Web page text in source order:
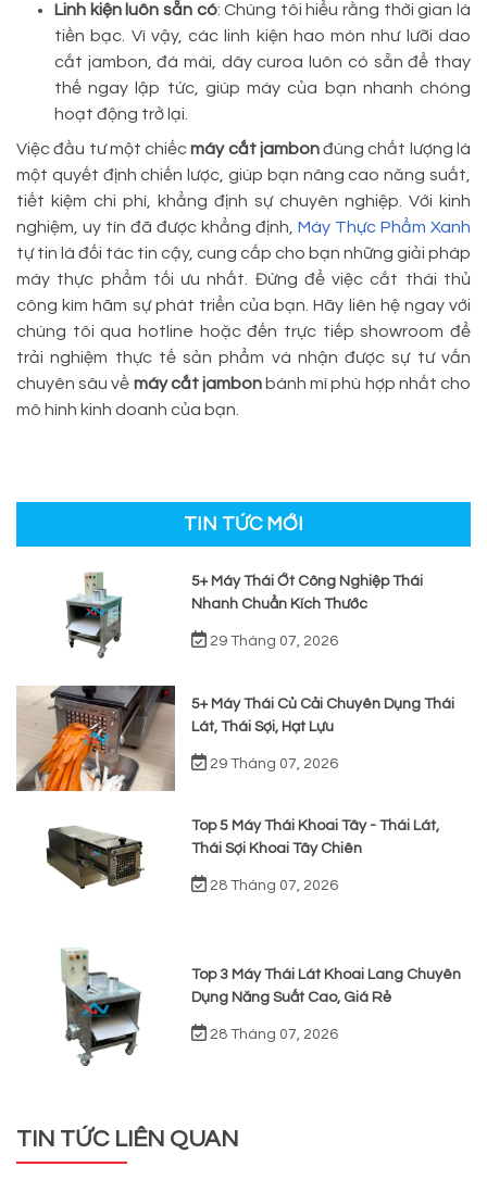
Linh kiện luôn sẵn có: Chúng tôi hiểu rằng thời gian là
tiền bạc. Vì vậy, các linh kiện hao mòn như lưỡi dao
cắt jambon, đá mài, dây curoa luôn có sẵn để thay
thế ngay lập tức, giúp máy của bạn nhanh chóng
hoạt động trở lại.
Việc đầu tư một chiếcmáy cắt jambonđúng chất lượng là
một quyết định chiến lược, giúp bạn nâng cao năng suất,
tiết kiệm chi phí, khẳng định sự chuyên nghiệp. Với kinh
nghiệm, uy tín đã được khẳng định, Máy Thực Phẩm Xanh
tự tin là đối tác tin cậy, cung cấp cho bạn những giải pháp
máy thực phẩm tối ưu nhất. Đừng để việc cắt thái thủ
công kìm hãm sự phát triển của bạn. Hãy liên hệ ngay với
chúng tôi qua hotline hoặc đến trực tiếp showroom để
trải nghiệm thực tế sản phẩm và nhận được sự tư vấn
chuyên sâu về máy cắt jambonbánh mì phù hợp nhất cho
mô hình kinh doanh của bạn.
TIN TỨC MỚI
5+ Máy Thái Ớt Công Nghiệp Thái
Nhanh Chuẩn Kích Thước
29 Tháng 07, 2026
5+ Máy Thái Củ Cải Chuyên Dụng Thái
Lát, Thái Sợi, Hạt Lựu
29 Tháng 07, 2026
Top 5 Máy Thái Khoai Tây - Thái Lát,
Thái Sợi Khoai Tây Chiên
28 Tháng 07, 2026
Top 3 Máy Thái Lát Khoai Lang Chuyên
Dụng Năng Suất Cao, Giá Rẻ
28 Tháng 07, 2026
TIN TỨC LIÊN QUAN